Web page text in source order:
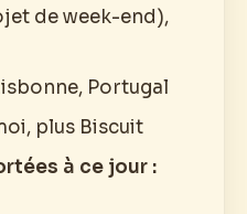
de week-end),
Portugal
plus Biscuit
à ce jour :